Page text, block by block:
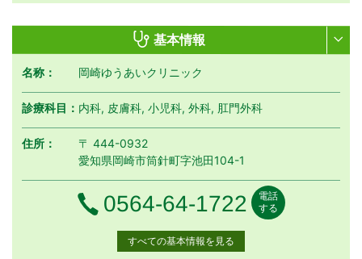
基本情報
名称： 岡崎ゆうあいクリニック
診療科目： 内科, 皮膚科, 小児科, 外科, 肛門外科
住所：
〒 444-0932
愛知県岡崎市筒針町字池田104-1
電話番号
0564-64-1722
電話
する
すべての基本情報を見る